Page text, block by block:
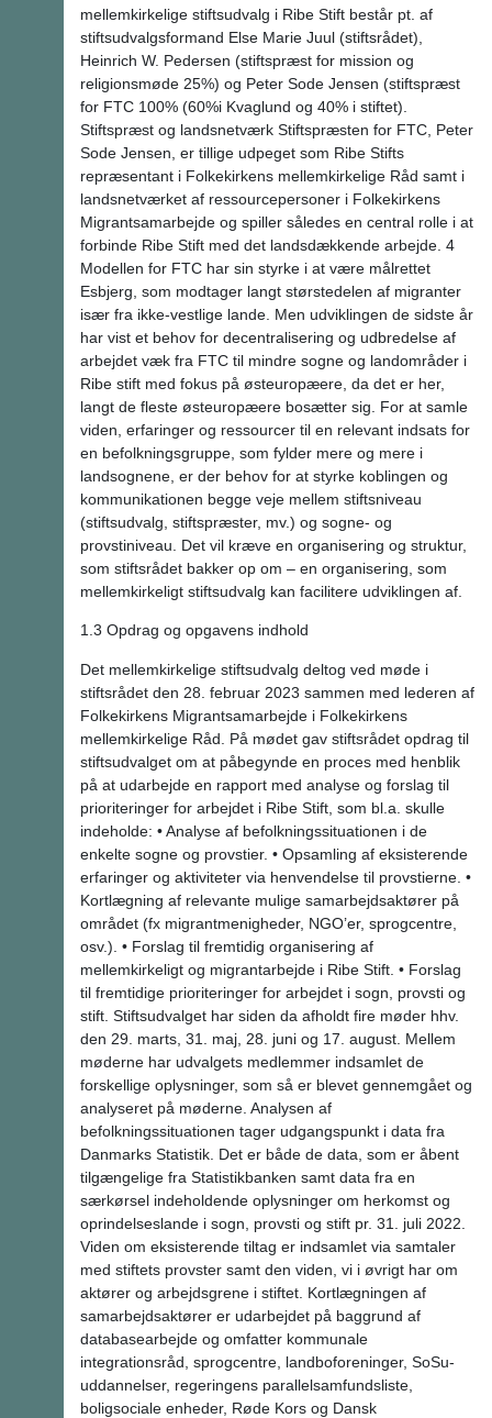
mellemkirkelige stiftsudvalg i Ribe Stift består pt. af
stiftsudvalgsformand Else Marie Juul (stiftsrådet),
Heinrich W. Pedersen (stiftspræst for mission og
religionsmøde 25%) og Peter Sode Jensen (stiftspræst
for FTC 100% (60%i Kvaglund og 40% i stiftet).
Stiftspræst og landsnetværk Stiftspræsten for FTC, Peter
Sode Jensen, er tillige udpeget som Ribe Stifts
repræsentant i Folkekirkens mellemkirkelige Råd samt i
landsnetværket af ressourcepersoner i Folkekirkens
Migrantsamarbejde og spiller således en central rolle i at
forbinde Ribe Stift med det landsdækkende arbejde. 4
Modellen for FTC har sin styrke i at være målrettet
Esbjerg, som modtager langt størstedelen af migranter
især fra ikke-vestlige lande. Men udviklingen de sidste år
har vist et behov for decentralisering og udbredelse af
arbejdet væk fra FTC til mindre sogne og landområder i
Ribe stift med fokus på østeuropæere, da det er her,
langt de fleste østeuropæere bosætter sig. For at samle
viden, erfaringer og ressourcer til en relevant indsats for
en befolkningsgruppe, som fylder mere og mere i
landsognene, er der behov for at styrke koblingen og
kommunikationen begge veje mellem stiftsniveau
(stiftsudvalg, stiftspræster, mv.) og sogne- og
provstiniveau. Det vil kræve en organisering og struktur,
som stiftsrådet bakker op om – en organisering, som
mellemkirkeligt stiftsudvalg kan facilitere udviklingen af.
1.3 Opdrag og opgavens indhold
Det mellemkirkelige stiftsudvalg deltog ved møde i
stiftsrådet den 28. februar 2023 sammen med lederen af
Folkekirkens Migrantsamarbejde i Folkekirkens
mellemkirkelige Råd. På mødet gav stiftsrådet opdrag til
stiftsudvalget om at påbegynde en proces med henblik
på at udarbejde en rapport med analyse og forslag til
prioriteringer for arbejdet i Ribe Stift, som bl.a. skulle
indeholde: • Analyse af befolkningssituationen i de
enkelte sogne og provstier. • Opsamling af eksisterende
erfaringer og aktiviteter via henvendelse til provstierne. •
Kortlægning af relevante mulige samarbejdsaktører på
området (fx migrantmenigheder, NGO’er, sprogcentre,
osv.). • Forslag til fremtidig organisering af
mellemkirkeligt og migrantarbejde i Ribe Stift. • Forslag
til fremtidige prioriteringer for arbejdet i sogn, provsti og
stift. Stiftsudvalget har siden da afholdt fire møder hhv.
den 29. marts, 31. maj, 28. juni og 17. august. Mellem
møderne har udvalgets medlemmer indsamlet de
forskellige oplysninger, som så er blevet gennemgået og
analyseret på møderne. Analysen af
befolkningssituationen tager udgangspunkt i data fra
Danmarks Statistik. Det er både de data, som er åbent
tilgængelige fra Statistikbanken samt data fra en
særkørsel indeholdende oplysninger om herkomst og
oprindelseslande i sogn, provsti og stift pr. 31. juli 2022.
Viden om eksisterende tiltag er indsamlet via samtaler
med stiftets provster samt den viden, vi i øvrigt har om
aktører og arbejdsgrene i stiftet. Kortlægningen af
samarbejdsaktører er udarbejdet på baggrund af
databasearbejde og omfatter kommunale
integrationsråd, sprogcentre, landboforeninger, SoSu-
uddannelser, regeringens parallelsamfundsliste,
boligsociale enheder, Røde Kors og Dansk